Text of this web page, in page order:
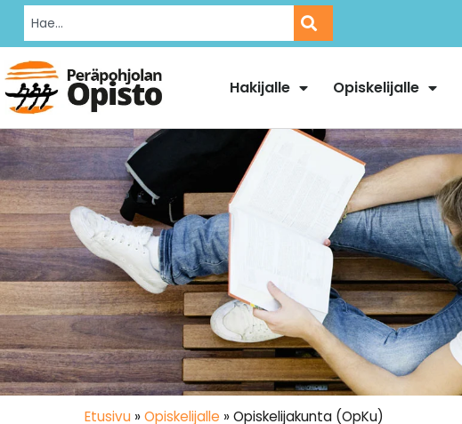
Hakijalle Opiskelijalle
Etusivu »Opiskelijalle »Opiskelijakunta (OpKu)